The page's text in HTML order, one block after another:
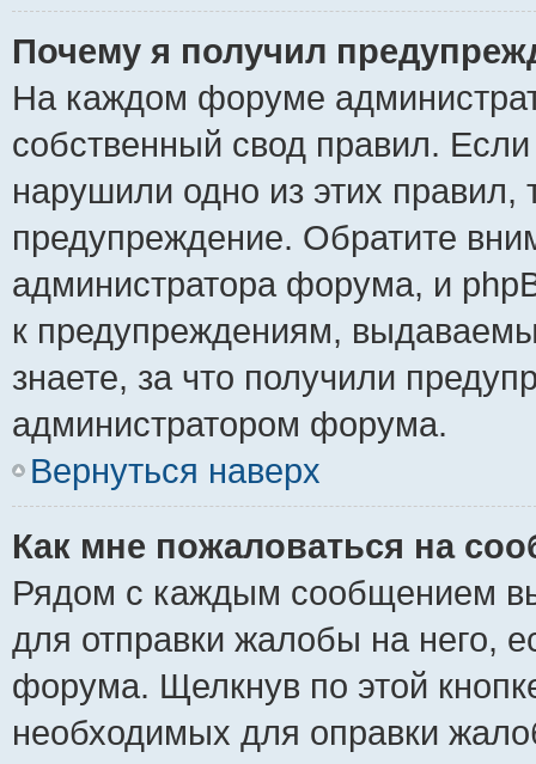
Почему я получил
На каждом форуме
собственный свод правил.
нарушили одно из этих
предупреждение. Обратите
администратора форума, и
к предупреждениям,
знаете, за что получили
администратором форума.
Вернуться наверх
Как мне пожаловаться на
Рядом с каждым сообщением
для отправки жалобы на него,
форума. Щелкнув по этой
необходимых для оправки